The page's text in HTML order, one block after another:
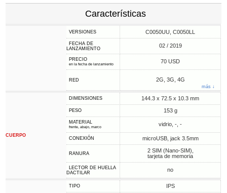
Características
VERSIONES C0050UU, C0050LL
FECHA DE
LANZAMIENTO
02 / 2019
PRECIO
en la fecha de lanzamiento 70 USD
RED 2G, 3G, 4G
más ↓
CUERPO
DIMENSIONES 144.3 x 72.5 x 10.3 mm
PESO 153 g
MATERIAL
frente, abajo, marco vidrio, -, -
CONEXIÓN microUSB, jack 3.5mm
RANURA
2 SIM (Nano-SIM),
tarjeta de memoria
LECTOR DE HUELLA
DACTILAR
no
TIPO IPS